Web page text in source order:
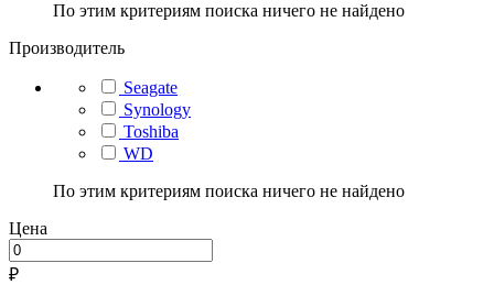
По этим критериям поиска ничего не найдено
Производитель
Seagate
Synology
Toshiba
WD
По этим критериям поиска ничего не найдено
Цена
₽